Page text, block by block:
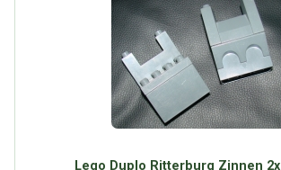
Lego Duplo Ritterburg Zinnen 2x